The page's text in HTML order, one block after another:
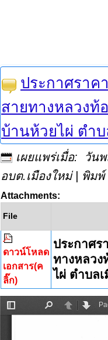
ประกาศราค
สายทางหลวงท้
บ้านห้วยไผ่ ตำ
เผยแพร่เมื่อ: วัน
อบต.เมืองใหม่| พิมพ์
Attachments:
File
ดาวน์โหลด
เอกสาร(ค
ลิ๊ก)
ประกาศร
ทางหลวง
ไผ่ ตำบล